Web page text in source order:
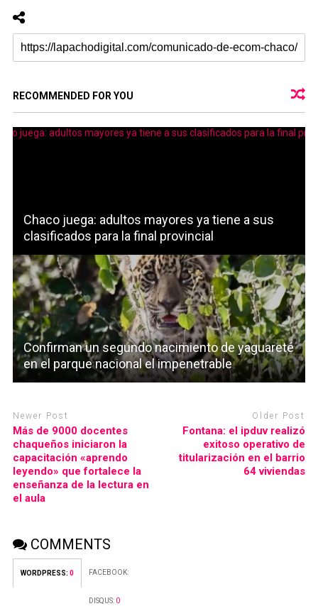
RECOMMENDED FOR YOU
Chaco juega: adultos mayores ya tiene a sus
clasificados para la final provincial
Confirman un segundo nacimiento de yaguareté
en el parque nacional el impenetrable
Newer Post
Más de 9000 docentes
chaqueños iniciaron la
capacitación «aprendo
leyendo» que fortalece la
enseñanza de la lectura en
el aula
Older Post
Fontana: el ipduv realizó
exitoso operativo de
titularización en el barrio
64 viviendas
COMMENTS
WORDPRESS: 0 FACEBOOK:
DISQUS: 0